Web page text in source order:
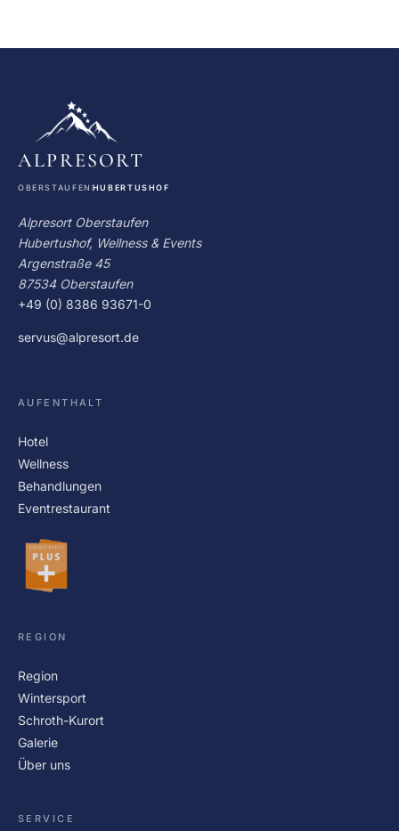
ALPRESORT
OBERSTAUFEN HUBERTUSHOF
Alpresort Oberstaufen
Hubertushof, Wellness & Events
Argenstraße 45
87534 Oberstaufen
+49 (0) 8386 93671-0
servus@alpresort.de
AUFENTHALT
Hotel
Wellness
Behandlungen
Eventrestaurant
REGION
Region
Wintersport
Schroth-Kurort
Galerie
Über uns
SERVICE